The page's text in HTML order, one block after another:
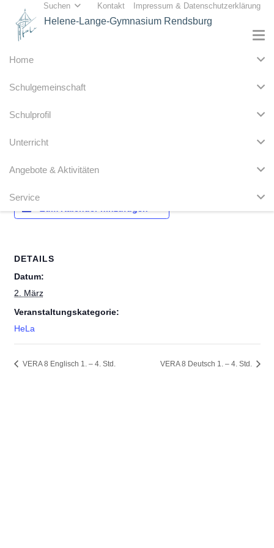
Suchen Kontakt Impressum & Datenschutzerklärung
Helene-Lange-Gymnasium Rendsburg
Home
Schulgemeinschaft
Schulprofil
Unterricht
Angebote & Aktivitäten
Service
VERA 8 Deutsch 1. – 4. Std.
DETAILS
Datum:
2. März
Veranstaltungskategorie:
HeLa
VERA 8 Englisch 1. – 4. Std. VERA 8 Deutsch 1. – 4. Std.